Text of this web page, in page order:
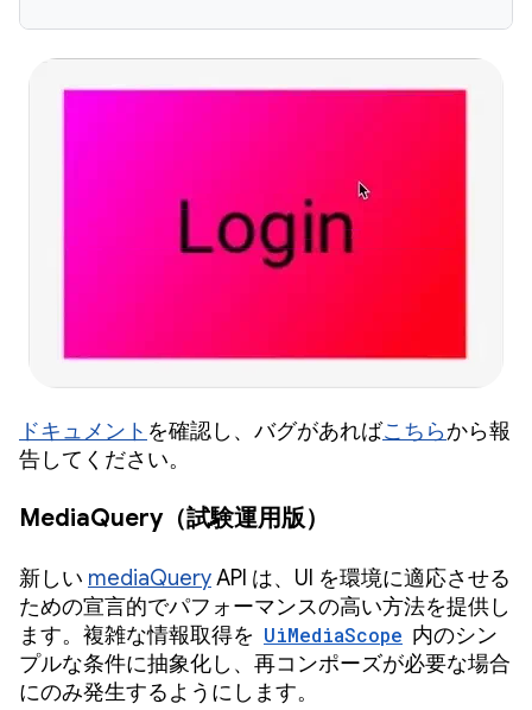
ドキュメント を確認し、バグがあればこちらから報
告してください。
MediaQuery（試験運用版）
新しい mediaQueryAPI は、UI を環境に適応させる
ための宣言的でパフォーマンスの高い方法を提供し
ます。複雑な情報取得を UiMediaScope 内のシン
プルな条件に抽象化し、再コンポーズが必要な場合
にのみ発生するようにします。